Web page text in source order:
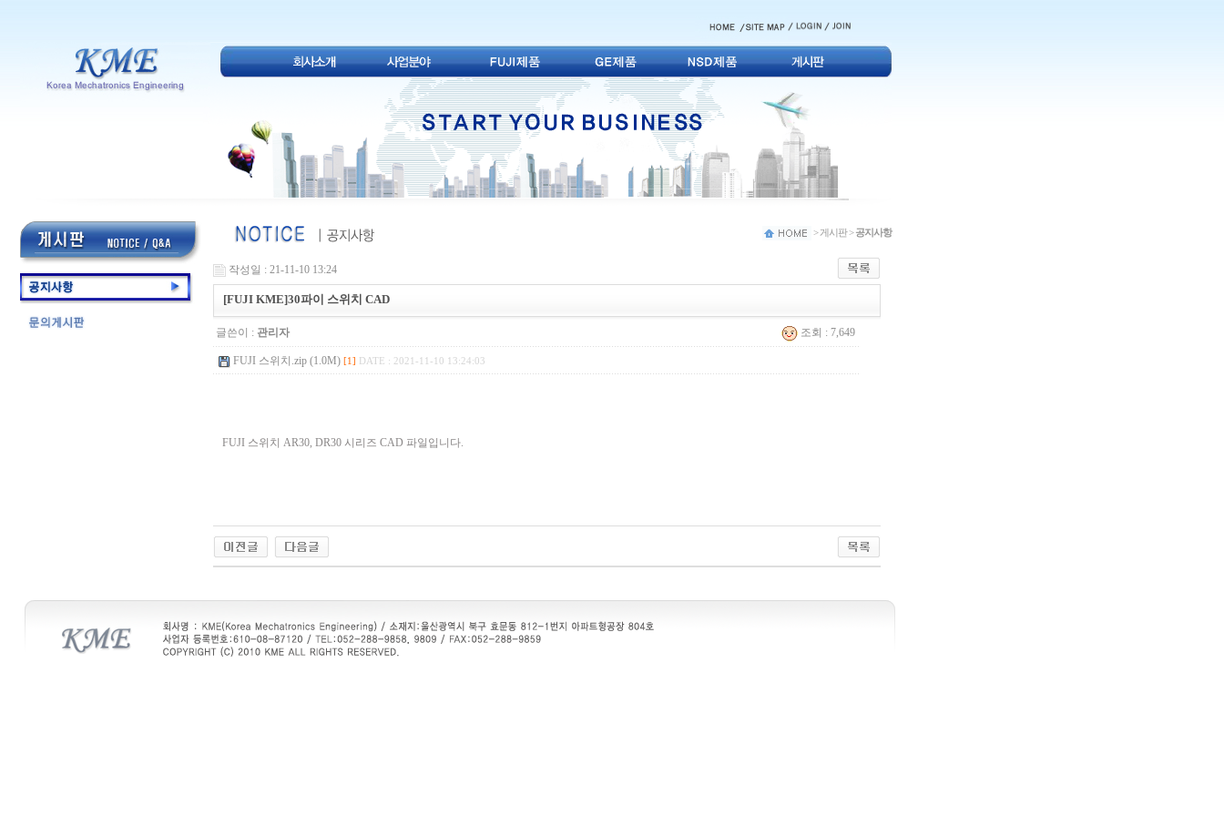
> 게시판 >공지사항
작성일 : 21-11-10 13:24
[FUJI KME]30파이 스위치 CAD
글쓴이 : 관리자 조회 : 7,649
FUJI 스위치.zip (1.0M) [1] DATE : 2021-11-10 13:24:03
FUJI 스위치 AR30, DR30 시리즈 CAD 파일입니다.